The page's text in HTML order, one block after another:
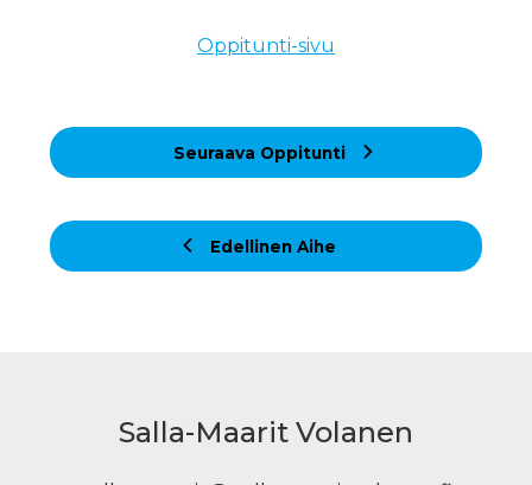
Edellinen Aihe
Oppitunti-sivu
Seuraava Oppitunti
Salla-Maarit Volanen